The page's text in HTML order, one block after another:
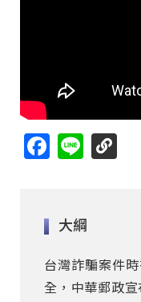
Facebook
Line
大綱
台灣詐騙案件
全，中華郵政